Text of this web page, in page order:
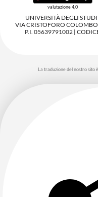
valutazione 4,0
UNIVERSITÀ DEGLI
VIA CRISTOFORO
P.I. 05639791002 |
La traduzione del nostro sito